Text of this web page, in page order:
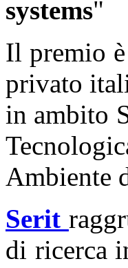
systems"
Il premio
privato
in ambito
Ambiente
Serit
di ricerca